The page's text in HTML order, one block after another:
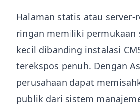
Halaman statis atau server-
ringan memiliki permukaan
kecil dibanding instalasi
terekspos penuh. Dengan
perusahaan dapat
publik dari sistem